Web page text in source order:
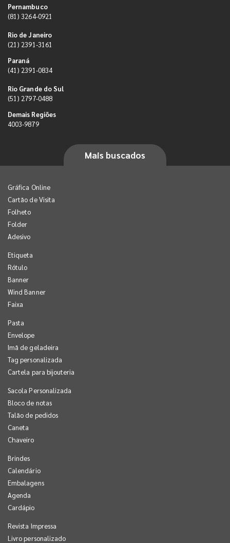
Pernambuco
(81) 3264-0921
Rio de Janeiro
(21) 2391-3161
Paraná
(41) 2391-0834
Rio Grande do Sul
(51) 2797-0488
Demais Regiões
4003-9879
Mais buscados
Gráfica Online
Cartão de Visita
Folheto
Folder
Adesivo
Etiqueta
Rótulo
Banner
Wind Banner
Faixa
Pasta
Envelope
Imã de geladeira
Tag personalizada
Cartela para bijouteria
Sacola Personalizada
Bloco de notas
Talão de pedidos
Caneta
Chaveiro
Brindes
Calendário
Embalagens
Agenda
Cardápio
Revista Impressa
Livro personalizado